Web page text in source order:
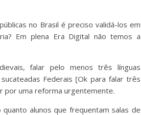
no Brasil é preciso validá-los em
Em plena Era Digital não temos a
falar pelo menos três línguas
Federais [Ok para falar três
por uma reforma urgentemente.
alunos que frequentam salas de